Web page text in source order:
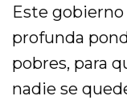
Este
profunda
pobres, para
nadie se